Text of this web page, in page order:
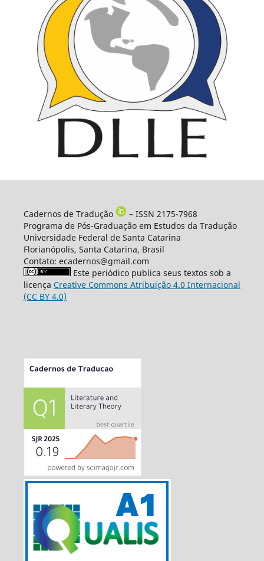
Cadernos de Tradução
– ISSN 2175-7968
Programa de Pós-Graduação em Estudos da Tradução
Universidade Federal de Santa Catarina
Florianópolis, Santa Catarina, Brasil
Contato: ecadernos@gmail.com
Este periódico publica seus textos sob a
licença Creative Commons Atribuição 4.0 Internacional
(CC BY 4.0)